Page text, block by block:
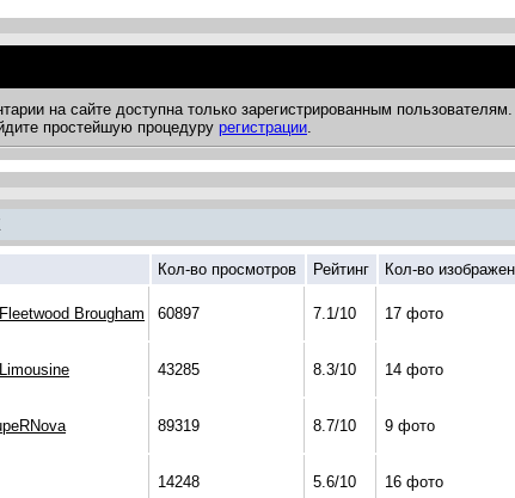
на сайте доступна только зарегистрированным пользователям.
простейшую процедуру регистрации.
Кол-во просмотров Рейтинг Кол-во
Brougham 60897 7.1/10 17 фото
43285 8.3/10 14 фото
89319 8.7/10 9 фото
14248 5.6/10 16 фото